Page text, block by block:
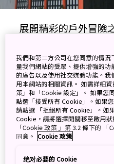
展開精彩的戶外冒險
地之一，有戶外探險者天堂的
地、雪蓋高山、湍急河流以及
足以讓一眾大自然愛好者樂而
世世代代與大自然和諧共存的
區，也因為永續發展的戶外活
嚮導橫越鮮為人知的森林、在
受大自然的寧謐、沿朝聖之路
潛，抑或在國家公園騎單車觀
盡享各式各樣的休閒娛樂。不
自然的探險之旅！
我們和第三方公司在您同意的情
量我們網站的受眾、提供增強的
的廣告以及使用社交媒體功能。
用本網站的相關資訊。 如需詳細
策」和「Cookie 設定」。 如果您
點選「接受所有 Cookie」。如果
請點選 「拒絕所有 Cookie」。如
Cookie，請將選擇開關移至啟用
「Cookie 政策 」第 3.2 條下的
同意。 Cookie 政策
绝对必要的 Cookie